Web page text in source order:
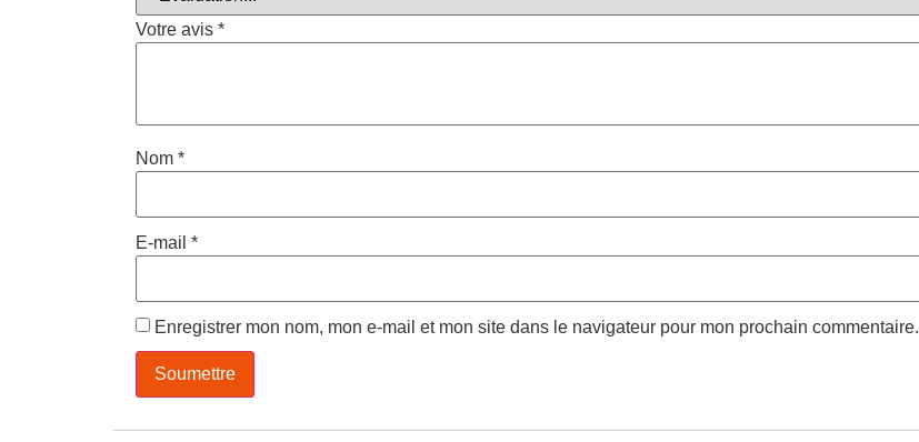
Votre avis *
Nom *
E-mail *
Enregistrer mon nom, mon e-mail et mon site dans le navigateur pour mon prochain commentaire.